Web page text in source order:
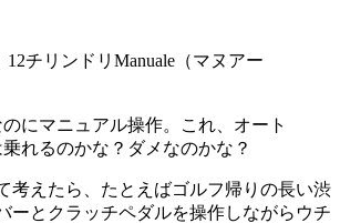
にマニュアル操作。これ、オート
れるのかな？ダメなのかな？
考えたら、たとえばゴルフ帰りの長い渋
ーとクラッチペダルを操作しながらウチ